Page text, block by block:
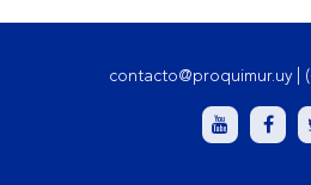
contacto@proquimur.uy